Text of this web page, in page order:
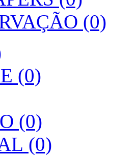
(0)
(0)
(0)
(0)